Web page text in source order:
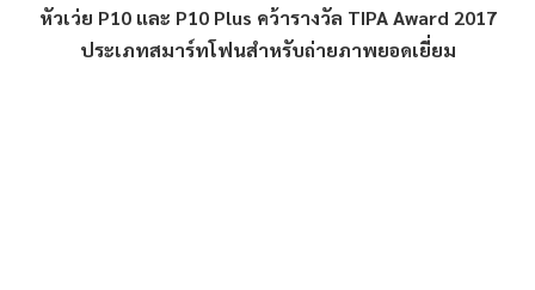
หัวเว่ย P10 และ P10 Plus คว้ารางวัล TIPA Award 2017
ประเภทสมาร์ทโฟนสำหรับถ่ายภาพยอดเยี่ยม